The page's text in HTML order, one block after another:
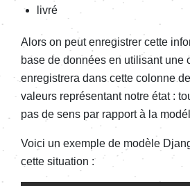
livré
Alors on peut enre­gis­trer cette
base de données en utili­sant une
enre­gis­trera dans cette colonne
valeurs repré­sen­tant notre état :
pas de sens par rapport à la
Voici un exemple de modèle
cette situa­tion :